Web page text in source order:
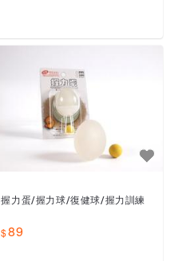
握力蛋/握力球/復健球/握力訓練
89